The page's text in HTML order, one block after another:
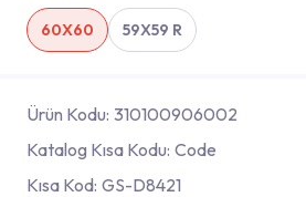
60X60 59X59 R
Ürün Kodu: 310100906002
Katalog Kısa Kodu: Code
Kısa Kod: GS-D8421